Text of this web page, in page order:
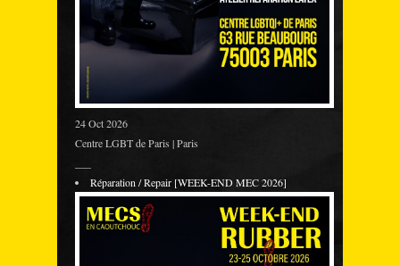
24 Oct 2026
Centre LGBT de Paris | Paris
Réparation / Repair [WEEK-END MEC 2026]